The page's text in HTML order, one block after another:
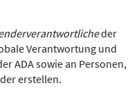
der
Verantwortung und
ADA sowie an Personen,
erstellen.